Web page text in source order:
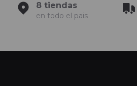
8 tiendas
en todo el pais